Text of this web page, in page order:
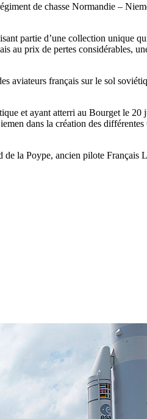
de chasse Normandie –
partie d’une collection unique
au prix de pertes considérables,
aviateurs français sur le sol
et ayant atterri au Bourget le
dans la création des
la Poype, ancien pilote Français